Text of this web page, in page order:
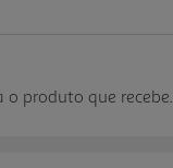
produto que recebe.